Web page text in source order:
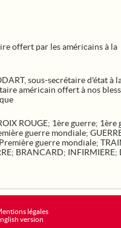
offert par les américains à la
sous-secrétaire d'état à
américain offert à nos
ROUGE; 1ère guerre; 1ère
guerre mondiale;
Première guerre mondiale;
; BRANCARD; INFIRMIERE;
légales
version